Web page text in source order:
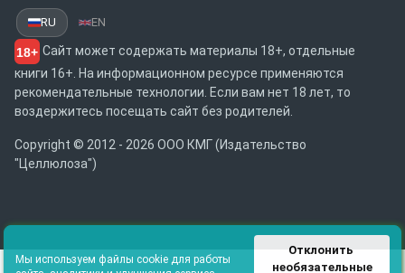
RU EN
18+ Сайт может содержать материалы 18+, отдельные
книги 16+. На информационном ресурсе применяются
рекомендательные технологии. Если вам нет 18 лет, то
воздержитесь посещать сайт без родителей.
Copyright © 2012 - 2026 ООО КМГ (Издательство
"Целлюлоза")
Мы используем файлы cookie для работы
Отклонить
необязательные